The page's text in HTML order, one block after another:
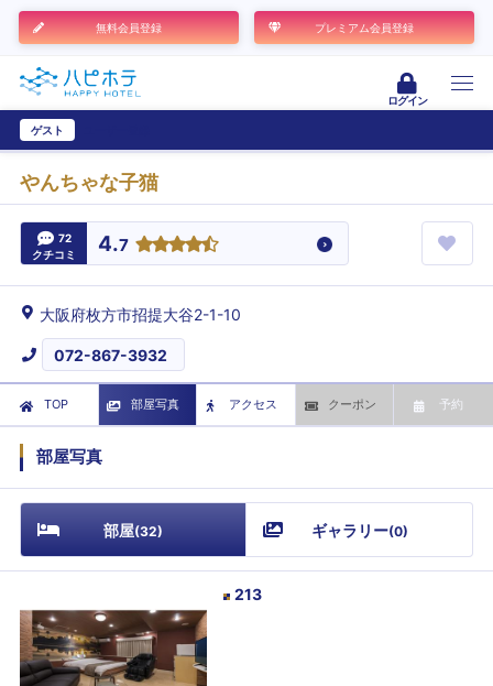
無料会員登録 プレミアム会員登録
ログイン
ゲスト
やんちゃな子猫
72
クチコミ
4.7
大阪府枚方市招提大谷2-1-10
072-867-3932
TOP 部屋写真 アクセス クーポン 予約
部屋写真
部屋(32) ギャラリー(0)
213